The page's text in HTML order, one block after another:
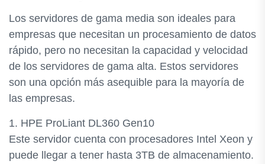
Los servidores de gama media son ideales para
empresas que necesitan un procesamiento de datos
rápido, pero no necesitan la capacidad y velocidad
de los servidores de gama alta. Estos servidores
son una opción más asequible para la mayoría de
las empresas.
1. HPE ProLiant DL360 Gen10
Este servidor cuenta con procesadores Intel Xeon y
puede llegar a tener hasta 3TB de almacenamiento.